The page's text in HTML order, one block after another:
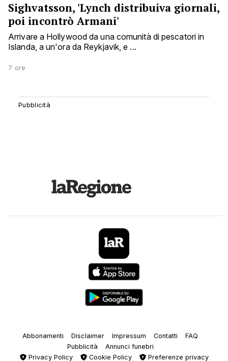
Sighvatsson, 'Lynch distribuiva giornali,
poi incontrò Armani'
Arrivare a Hollywood da una comunità di pescatori in
Islanda, a un'ora da Reykjavik, e ...
7 ore
Abbonamenti Disclaimer Impressum Contatti
FAQ
Pubblicità
Annunci funebri
Privacy Policy
Cookie Policy Preferenze privacy